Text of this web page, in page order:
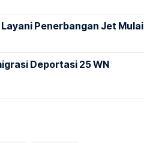
Penerbangan Jet Mulai
Deportasi 25 WN